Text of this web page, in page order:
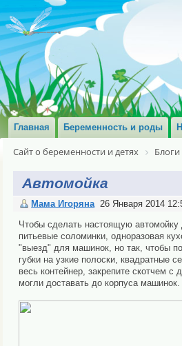
Главная Беременность и роды
Сайт о беременности и детях Блоги
Автомойка
Мама Игоряна 26 Января 2014
Чтобы сделать настоящую
питьевые соломинки, одноразовая
"выезд" для машинок, но так, чтобы
губки на узкие полоски, квадратные
весь контейнер, закрепите скотчем
могли доставать до корпуса